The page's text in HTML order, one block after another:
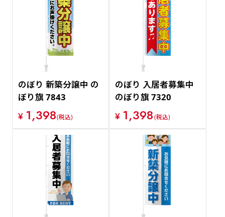
のぼり 新築分譲中 の
ぼり旗 7843
¥ 1,398(税込)
のぼり 入居者募集中
のぼり旗 7320
¥ 1,398(税込)